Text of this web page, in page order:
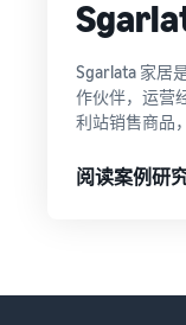
Sgarlata 家居
作伙伴，运营
利站销售商品
阅读案例研